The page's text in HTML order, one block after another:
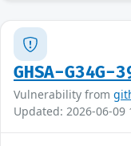
GHSA-G34G-
Vulnerability from
Updated: 2026-06-09